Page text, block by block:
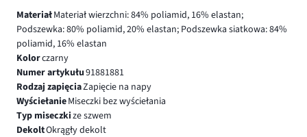
MateriałMateriał wierzchni: 84% poliamid, 16% elastan;
Podszewka: 80% poliamid, 20% elastan; Podszewka siatkowa: 84%
poliamid, 16% elastan
Kolorczarny
Numer artykułu91881881
Rodzaj zapięciaZapięcie na napy
WyściełanieMiseczki bez wyściełania
Typ miseczkize szwem
DekoltOkrągły dekolt